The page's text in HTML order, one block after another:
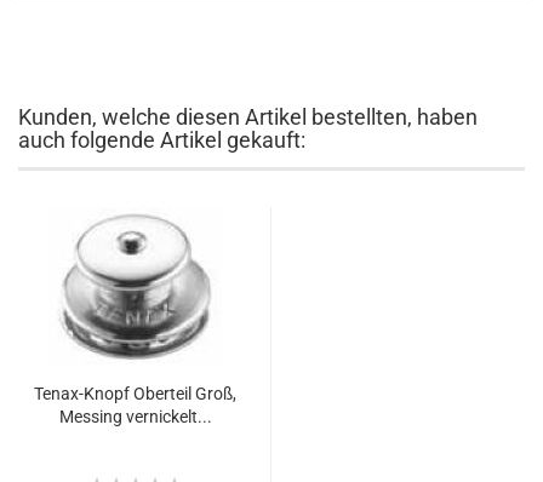
Kunden, welche diesen Artikel bestellten, haben
auch folgende Artikel gekauft:
Tenax-Knopf Oberteil Groß,
Messing vernickelt...